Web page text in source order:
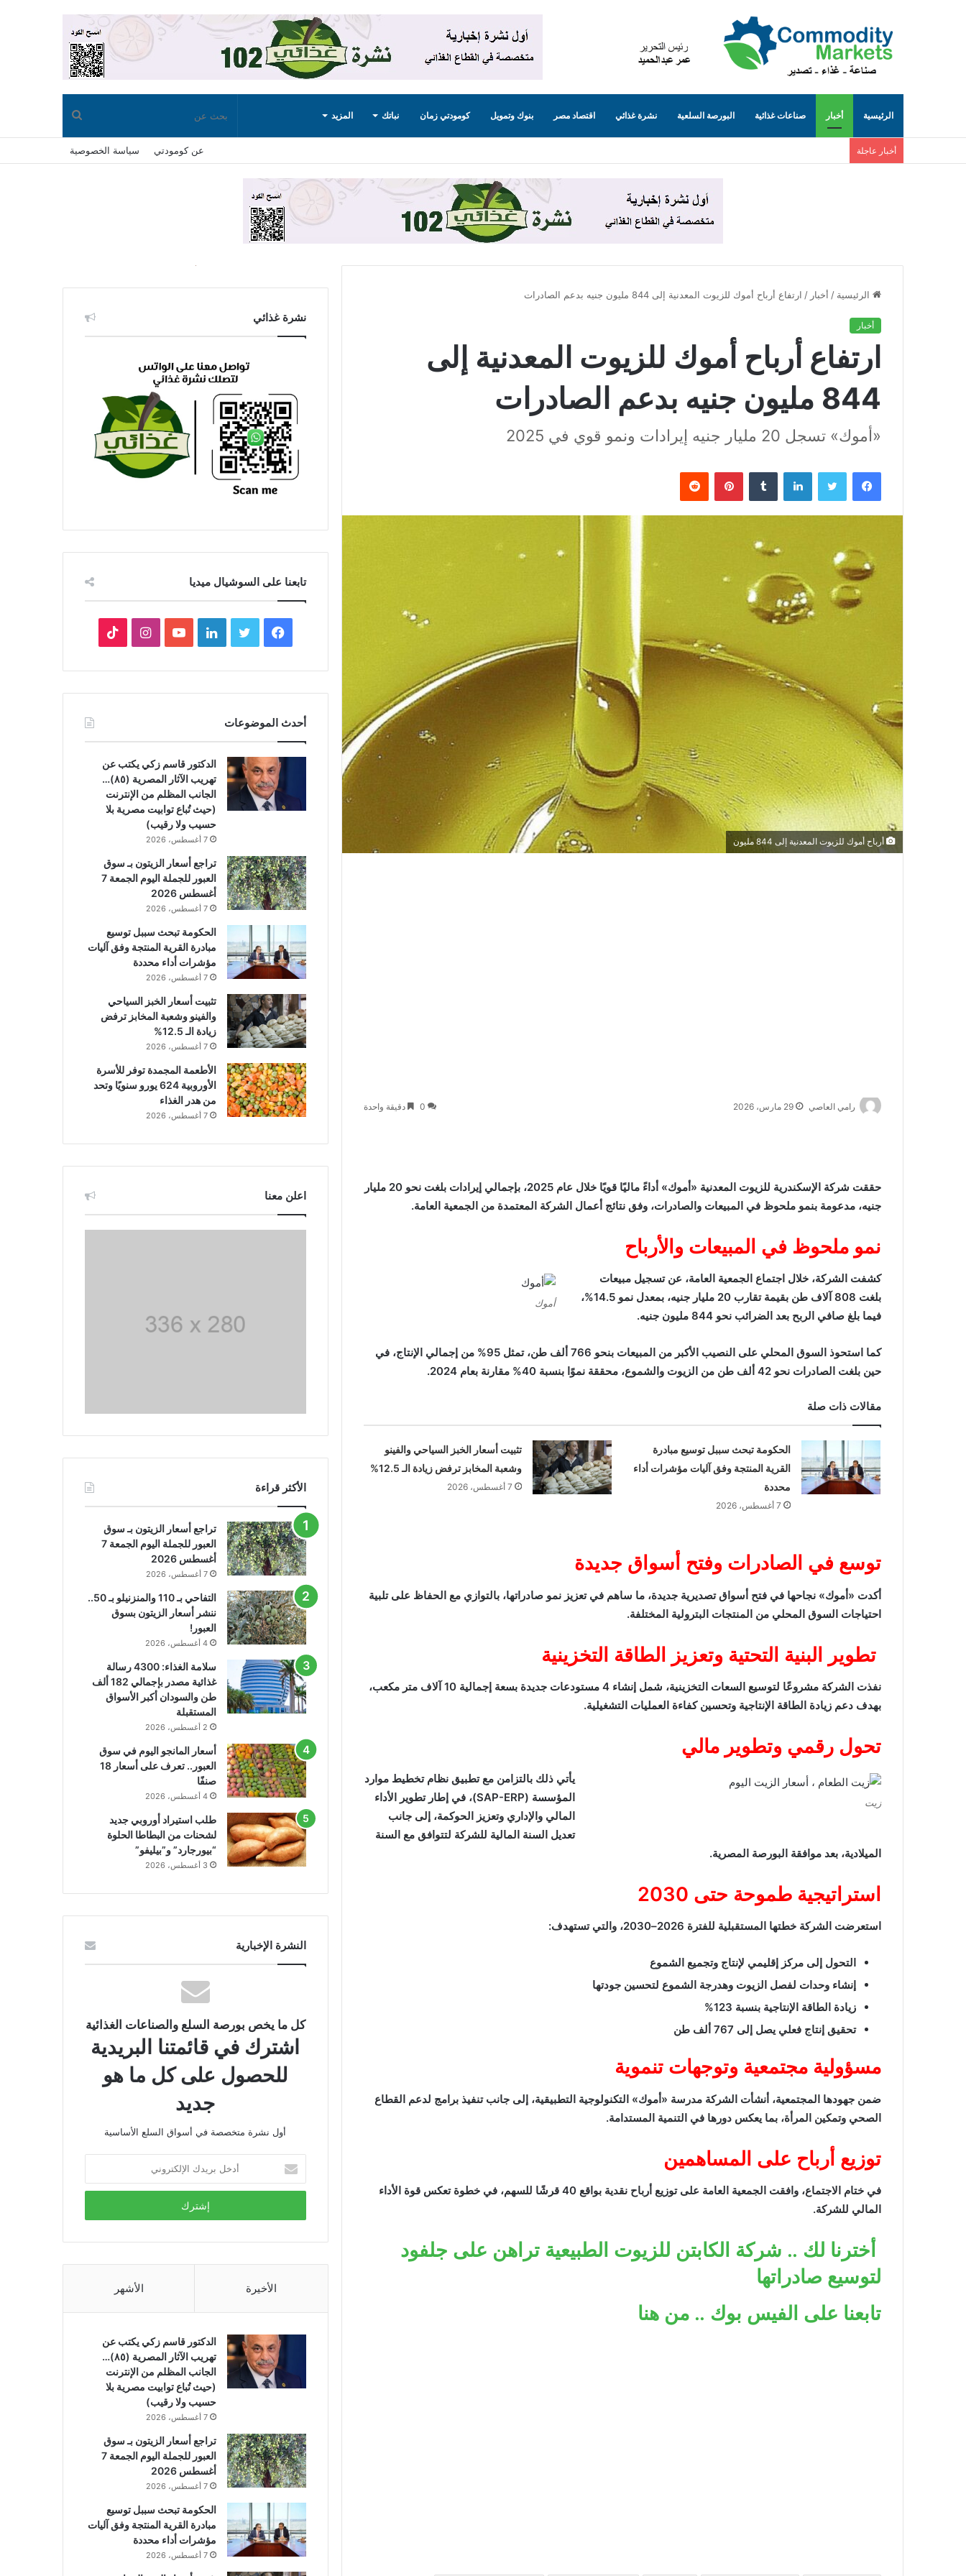
الرئيسية أخبار صناعات غذائية البورصة السلعية نشرة غذائي اقتصاد مصر بنوك وتمويل كومودتي زمان نباتك المزيد بحث
عن
أخبار عاجلة عن كومودتي سياسة الخصوصية
الرئيسية / أخبار / ارتفاع أرباح أموك للزيوت المعدنية إلى 844 مليون جنيه بدعم الصادرات
أخبار
ارتفاع أرباح أموك للزيوت المعدنية إلى
844 مليون جنيه بدعم الصادرات
«أموك» تسجل 20 مليار جنيه إيرادات ونمو قوي في 2025
فيسبوك تويتر لينكدإن بينتيريست
أرباح أموك للزيوت المعدنية إلى 844 مليون
رامي العاصي 29 مارس، 2026 0 دقيقة واحدة
حققت شركة الإسكندرية للزيوت المعدنية «أموك» أداءً ماليًا قويًا خلال عام 2025، بإجمالي إيرادات بلغت نحو 20 مليار
جنيه، مدعومة بنمو ملحوظ في المبيعات والصادرات، وفق نتائج أعمال الشركة المعتمدة من الجمعية العامة.
نمو ملحوظ في المبيعات والأرباح
أموك
كشفت الشركة، خلال اجتماع الجمعية العامة، عن تسجيل مبيعات
بلغت 808 آلاف طن بقيمة تقارب 20 مليار جنيه، بمعدل نمو 14.5%،
فيما بلغ صافي الربح بعد الضرائب نحو 844 مليون جنيه.
كما استحوذ السوق المحلي على النصيب الأكبر من المبيعات بنحو 766 ألف طن، تمثل 95% من إجمالي الإنتاج، في
حين بلغت الصادرات نحو 42 ألف طن من الزيوت والشموع، محققة نموًا بنسبة 40% مقارنة بعام 2024.
مقالات ذات صلة
الحكومة تبحث سببل توسيع مبادرة
القرية المنتجة وفق آليات مؤشرات أداء
محددة
7 أغسطس، 2026
تثبيت أسعار الخبز السياحي والفينو
وشعبة المخابز ترفض زيادة الـ 12.5%
7 أغسطس، 2026
توسع في الصادرات وفتح أسواق جديدة
أكدت «أموك» نجاحها في فتح أسواق تصديرية جديدة، ما ساهم في تعزيز نمو صادراتها، بالتوازي مع الحفاظ على تلبية
احتياجات السوق المحلي من المنتجات البترولية المختلفة.
تطوير البنية التحتية وتعزيز الطاقة التخزينية
نفذت الشركة مشروعًا لتوسيع السعات التخزينية، شمل إنشاء 4 مستودعات جديدة بسعة إجمالية 10 آلاف متر مكعب،
بهدف دعم زيادة الطاقة الإنتاجية وتحسين كفاءة العمليات التشغيلية.
تحول رقمي وتطوير مالي
زيت
يأتي ذلك بالتزامن مع تطبيق نظام تخطيط موارد
المؤسسة (SAP-ERP)، في إطار تطوير الأداء
المالي والإداري وتعزيز الحوكمة، إلى جانب
تعديل السنة المالية للشركة لتتوافق مع السنة
الميلادية، بعد موافقة البورصة المصرية.
استراتيجية طموحة حتى 2030
استعرضت الشركة خطتها المستقبلية للفترة 2026–2030، والتي تستهدف:
التحول إلى مركز إقليمي لإنتاج وتجميع الشموع
إنشاء وحدات لفصل الزيوت وهدرجة الشموع لتحسين جودتها
زيادة الطاقة الإنتاجية بنسبة 123%
تحقيق إنتاج فعلي يصل إلى 767 ألف طن
مسؤولية مجتمعية وتوجهات تنموية
ضمن جهودها المجتمعية، أنشأت الشركة مدرسة «أموك» التكنولوجية التطبيقية، إلى جانب تنفيذ برامج لدعم القطاع
الصحي وتمكين المرأة، بما يعكس دورها في التنمية المستدامة.
توزيع أرباح على المساهمين
في ختام الاجتماع، وافقت الجمعية العامة على توزيع أرباح نقدية بواقع 40 قرشًا للسهم، في خطوة تعكس قوة الأداء
المالي للشركة.
أخترنا لك .. شركة الكابتن للزيوت الطبيعية تراهن على جلفود
لتوسيع صادراتها
تابعنا على الفيس بوك .. من هنا
نشرة غذائي
تابعنا على السوشيال ميديا
فيسبوكتويتر لينكدإنيوتيوبانستقرام
أحدث الموضوعات
الدكتور قاسم زكي يكتب عن
تهريب الآثار المصرية (٨٥)…
الجانب المظلم من الإنترنت
(حيث تُباع توابيت مصرية بلا
حسيب ولا رقيب)
7 أغسطس، 2026
تراجع أسعار الزيتون بـ سوق
العبور للجملة اليوم الجمعة 7
أغسطس 2026
7 أغسطس، 2026
الحكومة تبحث سببل توسيع
مبادرة القرية المنتجة وفق آليات
مؤشرات أداء محددة
7 أغسطس، 2026
تثبيت أسعار الخبز السياحي
والفينو وشعبة المخابز ترفض
زيادة الـ 12.5%
7 أغسطس، 2026
الأطعمة المجمدة توفر للأسرة
الأوروبية 624 يورو سنويًا وتحد
من هدر الغذاء
7 أغسطس، 2026
اعلن معنا
الأكثر قراءة
تراجع أسعار الزيتون بـ سوق
العبور للجملة اليوم الجمعة 7
أغسطس 2026
7 أغسطس، 2026
التفاحي بـ 110 والمنزنيلو بـ 50..
ننشر أسعار الزيتون بسوق
العبور!
4 أغسطس، 2026
سلامة الغذاء: 4300 رسالة
غذائية مصدر بإجمالي 182 ألف
طن والسودان أكبر الأسواق
المستقبلة
2 أغسطس، 2026
أسعار المانجو اليوم في سوق
العبور.. تعرف على أسعار 18
صنفًا
4 أغسطس، 2026
طلب استيراد أوروبي جديد
لشحنات من البطاطا الحلوة
“بيورجارد” و”بيليفو”
3 أغسطس، 2026
النشرة الإخبارية
كل ما يخص بورصة السلع والصناعات الغذائية
اشترك في قائمتنا البريدية
للحصول على كل ما هو
جديد
أول نشرة متخصصة في أسواق السلع الأساسية
بريدك
الإلكتروني
الأخيرة الأشهر
الدكتور قاسم زكي يكتب عن
تهريب الآثار المصرية (٨٥)…
الجانب المظلم من الإنترنت
(حيث تُباع توابيت مصرية بلا
حسيب ولا رقيب)
7 أغسطس، 2026
تراجع أسعار الزيتون بـ سوق
العبور للجملة اليوم الجمعة 7
أغسطس 2026
7 أغسطس، 2026
الحكومة تبحث سببل توسيع
مبادرة القرية المنتجة وفق آليات
مؤشرات أداء محددة
7 أغسطس، 2026